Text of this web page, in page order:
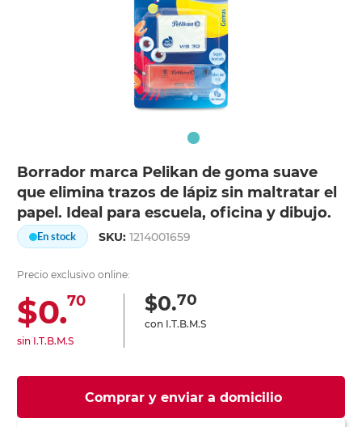
Borrador marca Pelikan de goma suave
que elimina trazos de lápiz sin maltratar el
papel. Ideal para escuela, oficina y dibujo.
En stock SKU:1214001659
Precio exclusivo online:
$0.70
sin I.T.B.M.S
$0.70
con I.T.B.M.S
Comprar y enviar a domicilio